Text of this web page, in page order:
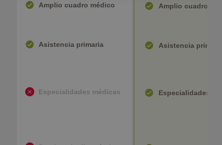
Amplio cuadro médico
Asistencia primaria
Especialidades médicas
Amplio cuadro
Asistencia
Especialidades